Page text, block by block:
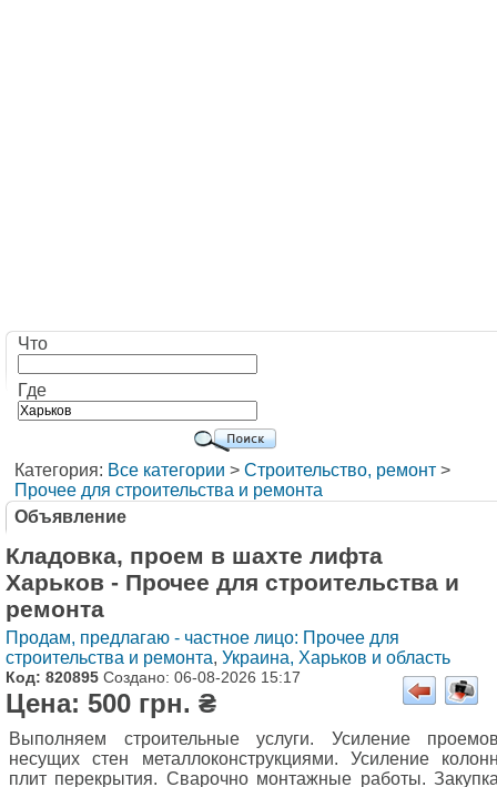
Что
Где
Категория: Все категории > Строительство, ремонт >
Прочее для строительства и ремонта
Объявление
Кладовка, проем в шахте лифта
Харьков - Прочее для строительства и
ремонта
Продам, предлагаю - частное лицо: Прочее для
строительства и ремонта, Украина, Харьков и область
Код: 820895 Создано: 06-08-2026 15:17
Цена: 500 грн. ₴
Выполняем строительные услуги. Усиление
несущих стен металлоконструкциями. Усиление
плит перекрытия. Сварочно монтажные работы.